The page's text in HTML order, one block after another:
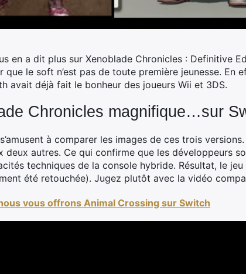
en a dit plus sur Xenoblade Chronicles : Definitive
que le soft n’est pas de toute première jeunesse. En
avait déjà fait le bonheur des joueurs Wii et 3DS.
Chronicles magnifique…sur
à comparer les images de ces trois
deux autres. Ce qui confirme que les développeurs
techniques de la console hybride. Résultat, le
été retouchée). Jugez plutôt avec la vidéo
vous offrons Animal Crossing sur Switch